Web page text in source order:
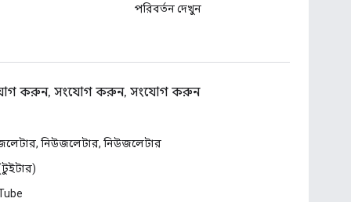
পরিবর্তন দেখুন
করুন, সংযোগ করুন, সংযোগ করুন
নিউজলেটার, নিউজলেটার